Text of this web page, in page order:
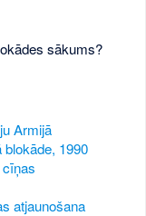
sākums?
Armijā
1990
atjaunošana